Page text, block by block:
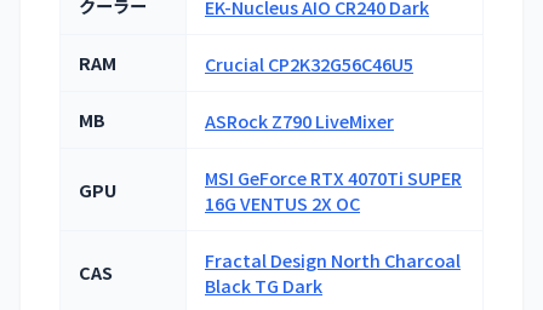
EK-Nucleus AIO CR240 Dark
RAM Crucial CP2K32G56C46U5
MB ASRock Z790 LiveMixer
GPU
MSI GeForce RTX 4070Ti SUPER
16G VENTUS 2X OC
CAS
Fractal Design North Charcoal
Black TG Dark